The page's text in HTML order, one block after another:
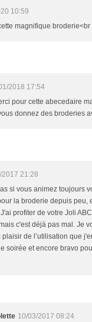
10:59
magnifique
2018 17:54
pour cette abecedaire
donnez des broderies
2017 21:28
si vous animez toujours
la broderie depuis peu,
profiter de votre Joli
c'est déjà pas mal. Je
de l’utilisation que
soirée et encore bravo
10/03/2017 08:24